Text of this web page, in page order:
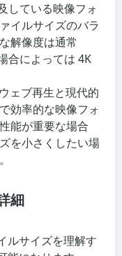
している映像フォ
イルサイズのバラ
解像度は通常
合によっては 4K
ェブ再生と現代的
効率的な映像フォ
能が重要な場合
を小さくしたい場
細
ルサイズを理解す